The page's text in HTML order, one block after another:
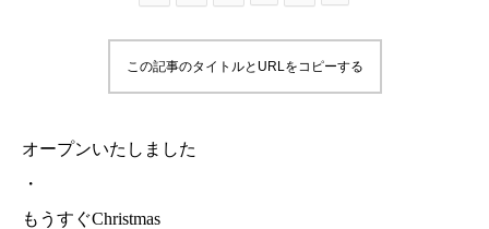
この記事のタイトルとURLをコピーする
オープンいたしました
・
もうすぐChristmas